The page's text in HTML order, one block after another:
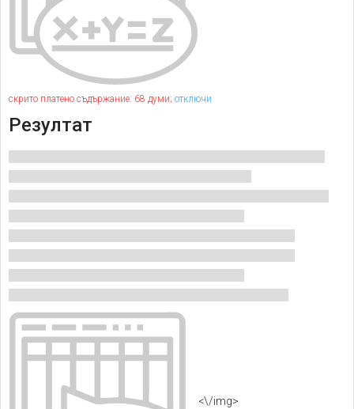
скрито платено съдържание: 68 думи; отключи
Резултат
<\/img>